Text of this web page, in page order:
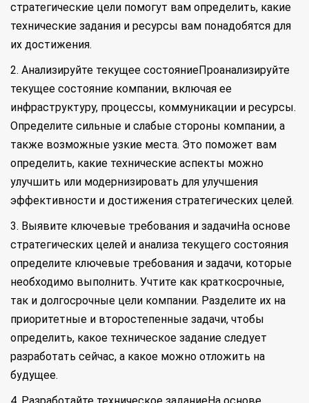
стратегические цели помогут вам определить, какие
технические задания и ресурсы вам понадобятся для
их достижения.
2. Анализируйте текущее состояниеПроанализируйте
текущее состояние компании, включая ее
инфраструктуру, процессы, коммуникации и ресурсы.
Определите сильные и слабые стороны компании, а
также возможные узкие места. Это поможет вам
определить, какие технические аспекты можно
улучшить или модернизировать для улучшения
эффективности и достижения стратегических целей.
3. Выявите ключевые требования и задачиНа основе
стратегических целей и анализа текущего состояния
определите ключевые требования и задачи, которые
необходимо выполнить. Учтите как краткосрочные,
так и долгосрочные цели компании. Разделите их на
приоритетные и второстепенные задачи, чтобы
определить, какое техническое задание следует
разработать сейчас, а какое можно отложить на
будущее.